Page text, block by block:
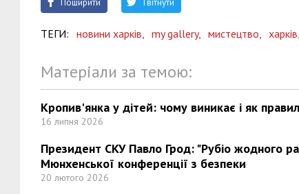
ТЕГИ: новини харків, my gallery, мистецтво, харків,
Матеріали за темою:
Кропив'янка у дітей: чому виникає і як
16 липня 2026
Президент СКУ Павло Грод: "Рубіо жодного
Мюнхенської конференції з безпеки
20 лютого 2026